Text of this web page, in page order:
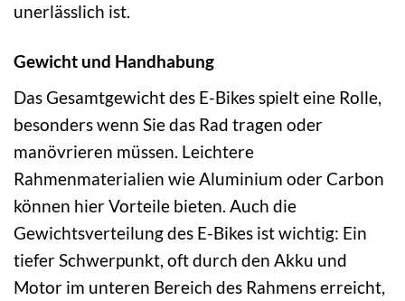
unerlässlich ist.
Gewicht und Handhabung
Das Gesamtgewicht des E-Bikes spielt eine Rolle,
besonders wenn Sie das Rad tragen oder
manövrieren müssen. Leichtere
Rahmenmaterialien wie Aluminium oder Carbon
können hier Vorteile bieten. Auch die
Gewichtsverteilung des E-Bikes ist wichtig: Ein
tiefer Schwerpunkt, oft durch den Akku und
Motor im unteren Bereich des Rahmens erreicht,